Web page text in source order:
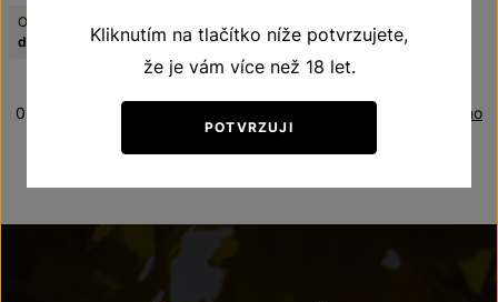
Obsah cukru:
demi sec
Sekty
Zrušit filtry
Oceněno
0 produktů
Kliknutím na tlačítko níže potvrzujete,
že je vám více než 18 let.
POTVRZUJI